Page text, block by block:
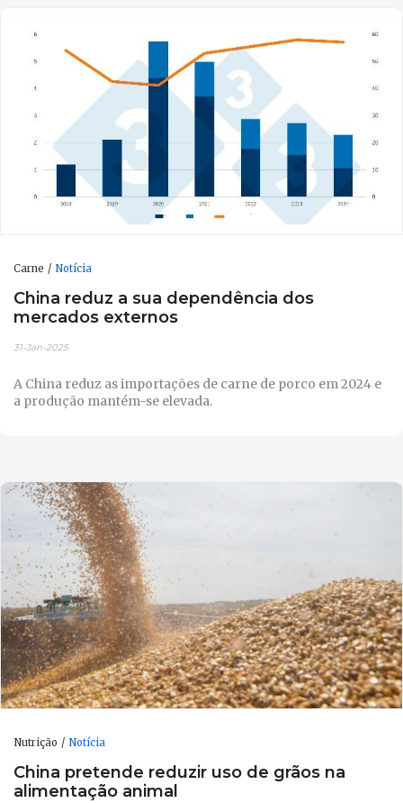
Carne Notícia
China reduz a sua dependência dos
mercados externos
31-Jan-2025
A China reduz as importações de carne de porco em 2024 e
a produção mantém-se elevada.
Nutrição Notícia
China pretende reduzir uso de grãos na
alimentação animal